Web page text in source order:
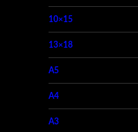
10×15
13×18
A5
A4
A3